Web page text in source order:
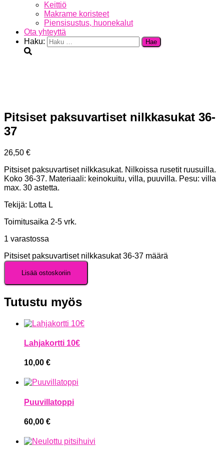
Keittiö
Makrame koristeet
Piensisustus, huonekalut
Ota yhteyttä
Haku:
Pitsiset paksuvartiset nilkkasukat 36-
37
26,50 €
Pitsiset paksuvartiset nilkkasukat. Nilkoissa rusetit ruusuilla.
Koko 36-37. Materiaali: keinokuitu, villa, puuvilla. Pesu: villa
max. 30 astetta.
Tekijä: Lotta L
Toimitusaika 2-5 vrk.
1 varastossa
Pitsiset paksuvartiset nilkkasukat 36-37 määrä
Lisää ostoskoriin
Tutustu myös
Lahjakortti 10€
10,00 €
Puuvillatoppi
60,00 €